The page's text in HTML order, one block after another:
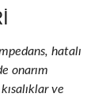
hatalı
onarım
ve